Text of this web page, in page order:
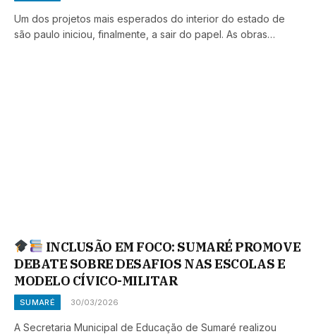
Um dos projetos mais esperados do interior do estado de
são paulo iniciou, finalmente, a sair do papel. As obras…
INCLUSÃO EM FOCO: SUMARÉ PROMOVE
DEBATE SOBRE DESAFIOS NAS ESCOLAS E
MODELO CÍVICO-MILITAR
SUMARÉ 30/03/2026
A Secretaria Municipal de Educação de Sumaré realizou